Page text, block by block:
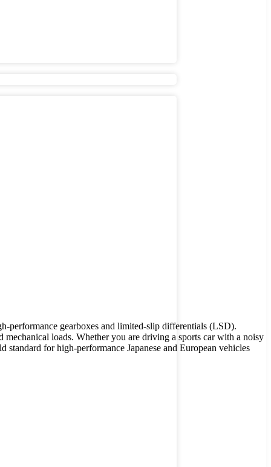
performance gearboxes and limited-slip differentials (LSD).
mechanical loads. Whether you are driving a sports car with a noisy
standard for high-performance Japanese and European vehicles